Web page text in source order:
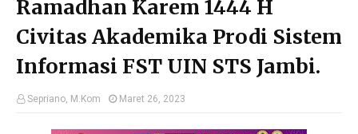
Ramadhan Karem 1444 H
Civitas Akademika Prodi Sistem
Informasi FST UIN STS Jambi.
Sepriano, M.Kom Maret 26, 2023